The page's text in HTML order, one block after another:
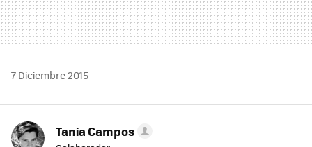
7 Diciembre 2015
Tania Campos